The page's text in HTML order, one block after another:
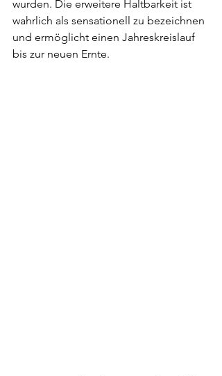
wurden. Die erweitere Haltbarkeit ist
wahrlich als sensationell zu bezeichnen
und ermöglicht einen Jahreskreislauf
bis zur neuen Ernte.